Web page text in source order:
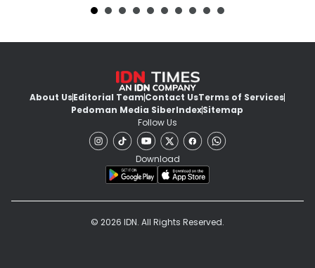
About UsEditorial TeamContact UsTerms of Services
Pedoman Media SiberIndexSitemap
Follow Us
Download
© 2026 IDN. All Rights Reserved.